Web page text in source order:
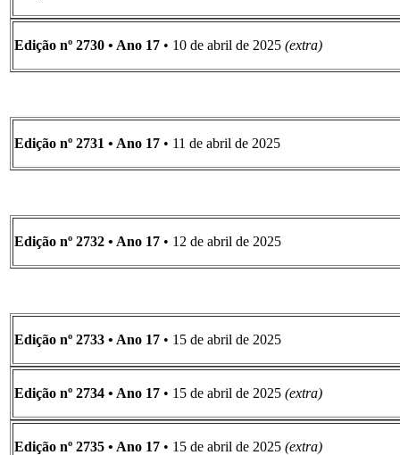
Edição nº 2730 • Ano 17 • 10 de abril de 2025 (extra)
Edição nº 2731 • Ano 17 • 11 de abril de 2025
Edição nº 2732 • Ano 17 • 12 de abril de 2025
Edição nº 2733 • Ano 17 • 15 de abril de 2025
Edição nº 2734 • Ano 17 • 15 de abril de 2025 (extra)
Edição nº 2735 • Ano 17 • 15 de abril de 2025 (extra)